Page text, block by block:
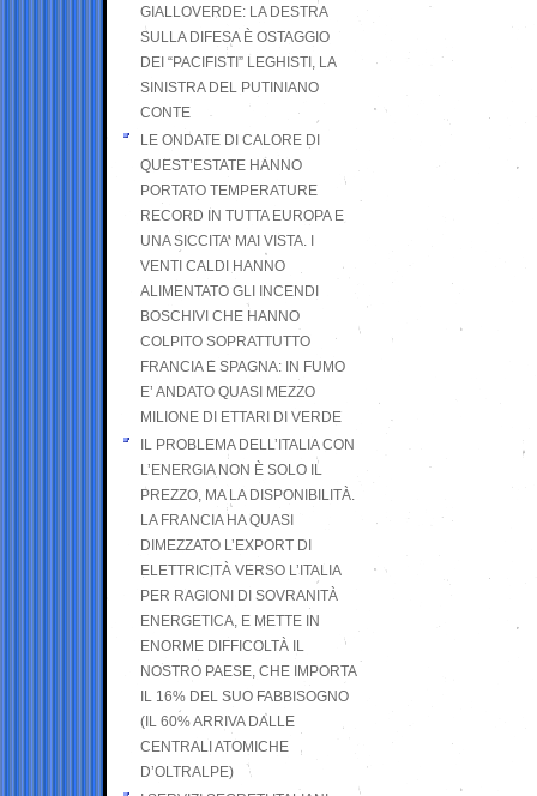
GIALLOVERDE: LA DESTRA
SULLA DIFESA È OSTAGGIO
DEI “PACIFISTI” LEGHISTI, LA
SINISTRA DEL PUTINIANO
CONTE
LE ONDATE DI CALORE DI
QUEST’ESTATE HANNO
PORTATO TEMPERATURE
RECORD IN TUTTA EUROPA E
UNA SICCITA’ MAI VISTA. I
VENTI CALDI HANNO
ALIMENTATO GLI INCENDI
BOSCHIVI CHE HANNO
COLPITO SOPRATTUTTO
FRANCIA E SPAGNA: IN FUMO
E’ ANDATO QUASI MEZZO
MILIONE DI ETTARI DI VERDE
IL PROBLEMA DELL’ITALIA CON
L’ENERGIA NON È SOLO IL
PREZZO, MA LA DISPONIBILITÀ.
LA FRANCIA HA QUASI
DIMEZZATO L’EXPORT DI
ELETTRICITÀ VERSO L’ITALIA
PER RAGIONI DI SOVRANITÀ
ENERGETICA, E METTE IN
ENORME DIFFICOLTÀ IL
NOSTRO PAESE, CHE IMPORTA
IL 16% DEL SUO FABBISOGNO
(IL 60% ARRIVA DALLE
CENTRALI ATOMICHE
D’OLTRALPE)